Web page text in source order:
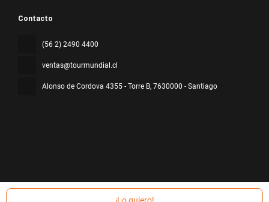
Contacto
(56 2) 2490 4400
ventas@tourmundial.cl
Alonso de Cordova 4355 - Torre B, 7630000 - Santiago